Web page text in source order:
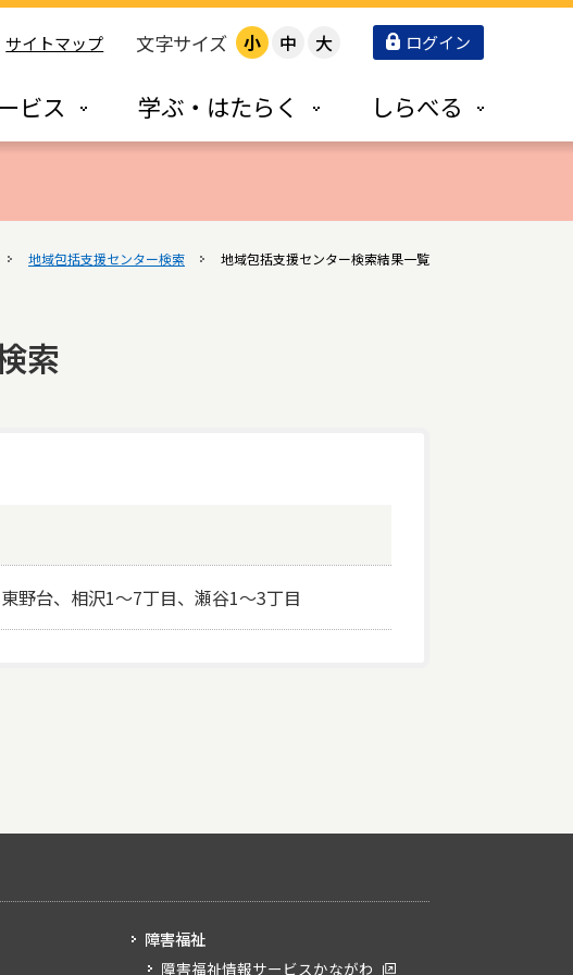
サイトマップ 文字サイズ 小 中 大 ログイン
ビス 学ぶ・はたらく しらべる
地域包括支援センター検索 地域包括支援センター検索結果一覧
索
野台、相沢1～7丁目、瀬谷1～3丁目
障害福祉
障害福祉情報サービスかながわ